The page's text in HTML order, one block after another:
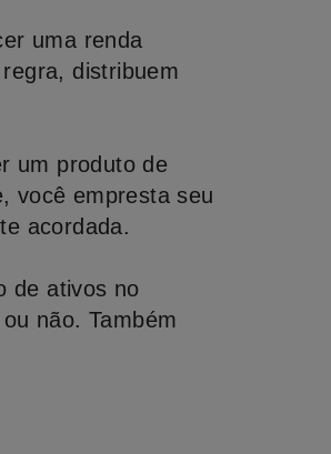
uma renda
distribuem
um produto de
você empresta seu
acordada.
de ativos no
não. Também